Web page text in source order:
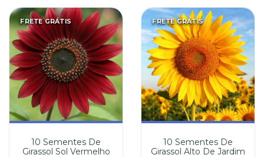
FRETE GRÁTIS
10 Sementes De
Girassol Sol Vermelho
FRETE GRÁTIS
10 Sementes De
Girassol Alto De Jardim